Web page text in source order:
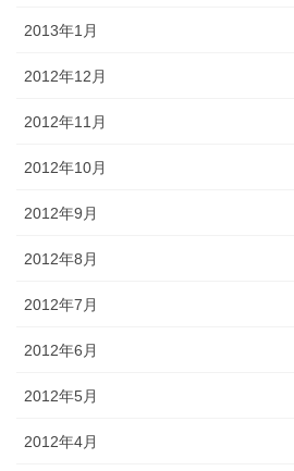
2013年1月
2012年12月
2012年11月
2012年10月
2012年9月
2012年8月
2012年7月
2012年6月
2012年5月
2012年4月